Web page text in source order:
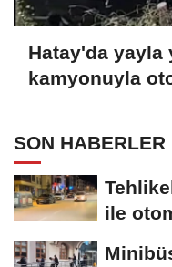
Hatay'da
kamyonuyla
SON HABERLER
ile